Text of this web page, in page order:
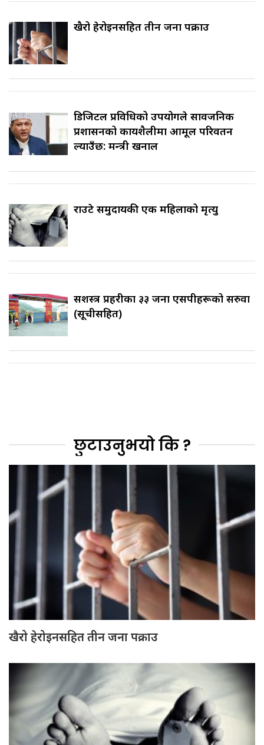
खैरो हेरोइनसहित तीन जना पक्राउ
डिजिटल प्रविधिको उपयोगले सार्वजनिक
प्रशासनको कार्यशैलीमा आमूल परिवर्तन
ल्याउँछ: मन्त्री खनाल
राउटे समुदायकी एक महिलाको मृत्यु
सशस्त्र प्रहरीका ३३ जना एसपीहरूको सरुवा
(सूचीसहित)
छुटाउनुभयो कि ?
खैरो हेरोइनसहित तीन जना पक्राउ